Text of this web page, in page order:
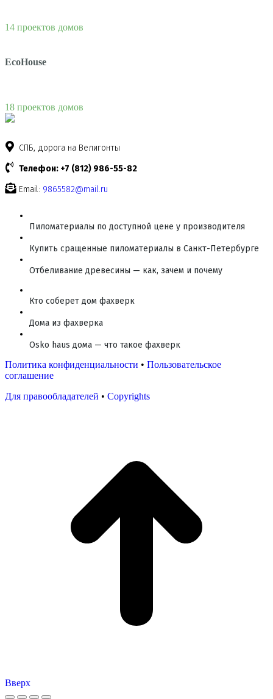
14 проектов домов
EcoHouse
18 проектов домов
СПБ, дорога на Велигонты
Телефон: +7 (812) 986-55-82
Email: 9865582@mail.ru
Пиломатериалы по доступной цене у производителя
Купить сращенные пиломатериалы в Санкт-Петербурге
Отбеливание древесины — как, зачем и почему
Кто соберет дом фахверк
Дома из фахверка
Osko haus дома — что такое фахверк
Политика конфиденциальности • Пользовательское
соглашение
Для правообладателей • Copyrights
Вверх